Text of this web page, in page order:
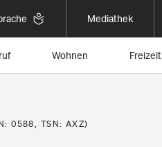
Mediathek
Wohnen Freizeit
0588, TSN: AXZ)